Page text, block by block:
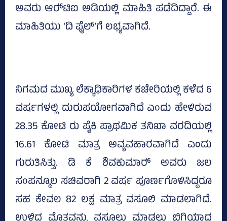
ಅವರು ಆರ್‍‌ಟಿಐ ಅಡಿಯಲ್ಲಿ ಮಾಹಿತಿ ಪಡೆದಿದ್ದಾರೆ. ಈ
ಮಾಹಿತಿಯು ‘ದಿ ಫೈಲ್‌’ಗೆ ಲಭ್ಯವಾಗಿದೆ.
ನಿಗಮದ ಮುಖ್ಯ ಲೆಕ್ಕಾಧಿಕಾರಿಗಳ ಕಚೇರಿಯಲ್ಲಿ ಕಳೆದ 6
ವರ್ಷಗಳಲ್ಲಿ ದುರುಪಯೋಗವಾಗಿದೆ ಎಂದು ಹೇಳಿರುವ
28.35 ಕೋಟಿ ರು ಪೈಕಿ ಪ್ರಾಥಮಿಕ ತನಿಖಾ ವರದಿಯಲ್ಲಿ
16.61 ಕೋಟಿ ಮಾತ್ರ ಅವ್ಯವಹಾರವಾಗಿದೆ ಎಂದು
ಗುರುತಿಸಿತ್ತು. ಡಿ ಕೆ ಶಿವಕುಮಾರ್‍‌ ಅವರು ಜಲ
ಸಂಪನ್ಮೂಲ ಸಚಿವರಾಗಿ 2 ವರ್ಷ ಪೂರ್ಣಗೊಳಿಸಿದ್ದರೂ
ಸಹ ಕೇವಲ 82 ಲಕ್ಷ ಮಾತ್ರ ವಸೂಲಿ ಮಾಡಲಾಗಿದೆ.